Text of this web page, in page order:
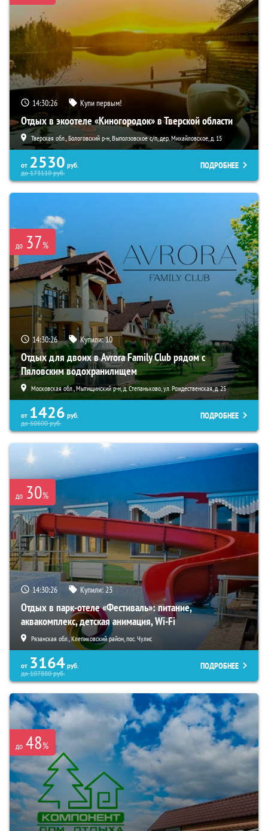
14:30:25 Купи первым!
Отдых в экоотеле «Киногородок» в Тверской области
Тверская обл., Бологовский р-н, Выползовское с/п, дер. Михайловское, д. 15
от 2530 руб.
до173110руб.
ПОДРОБНЕЕ
до 37%
14:30:25 Купили:10
Отдых для двоих в Avrora Family Club рядом с
Пяловским водохранилищем
Московская обл., Мытищинский р-н, д. Степаньково, ул. Рождественская, д. 25
от 1426 руб.
до60600руб.
ПОДРОБНЕЕ
до 30%
14:30:25 Купили:23
Отдых в парк-отеле «Фестиваль»: питание,
аквакомплекс, детская анимация, Wi-Fi
Рязанская обл., Клепиковский район, пос. Чулис
от 3164 руб.
до107880руб.
ПОДРОБНЕЕ
до 48%